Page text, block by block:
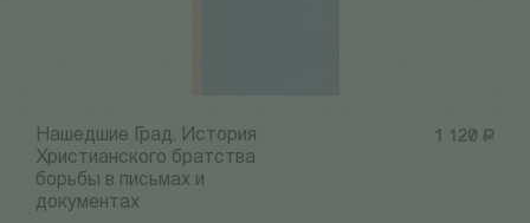
1 120 Р
Нашедшие Град. История
Христианского братства
борьбы в письмах и
документах